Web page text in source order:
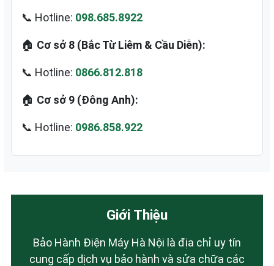
📞 Hotline: 098.685.8922
🏠 Cơ sở 8 (Bắc Từ Liêm & Cầu Diễn):
📞 Hotline: 0866.812.818
🏠 Cơ sở 9 (Đông Anh):
📞 Hotline: 0986.858.922
Giới Thiệu
Bảo Hành Điện Máy Hà Nội là địa chỉ uy tín
cung cấp dịch vụ bảo hành và sửa chữa các